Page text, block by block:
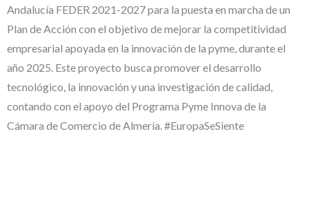
Andalucía FEDER 2021-2027 para la puesta en marcha de un
Plan de Acción con el objetivo de mejorar la competitividad
empresarial apoyada en la innovación de la pyme, durante el
año 2025. Este proyecto busca promover el desarrollo
tecnológico, la innovación y una investigación de calidad,
contando con el apoyo del Programa Pyme Innova de la
Cámara de Comercio de Almería. #EuropaSeSiente